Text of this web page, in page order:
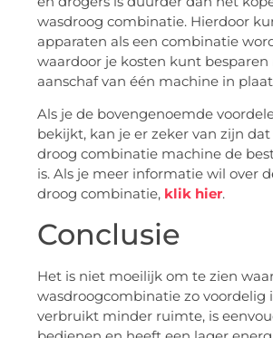
wasdroog combinatie. Hierdoor
apparaten als een combinatie
waardoor je kosten kunt
aanschaf van één machine in
Als je de bovengenoemde
bekijkt, kan je er zeker van zijn dat
droog combinatie machine de
is. Als je meer informatie wil over
droog combinatie, klik hier.
Conclusie
Het is niet moeilijk om te zien
wasdroogcombinatie zo voordelig
verbruikt minder ruimte, is